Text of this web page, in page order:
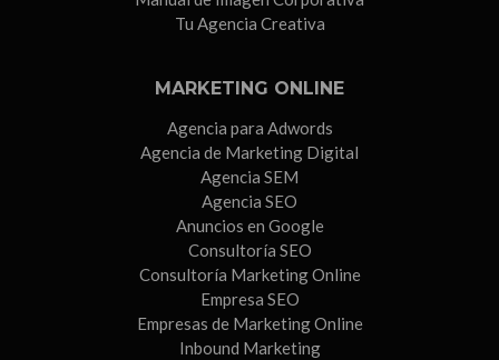
Tu Agencia Creativa
MARKETING ONLINE
Agencia para Adwords
Agencia de Marketing Digital
Agencia SEM
Agencia SEO
Anuncios en Google
Consultoría SEO
Consultoría Marketing Online
Empresa SEO
Empresas de Marketing Online
Inbound Marketing